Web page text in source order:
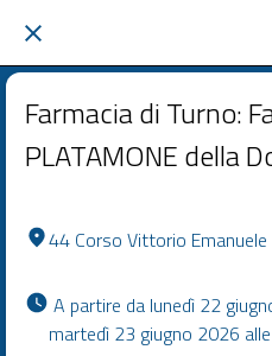
Farmacia di Turno:
PLATAMONE della
44 Corso Vittorio Emanuele
martedì 23 giugno 2026